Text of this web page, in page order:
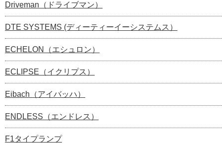
Driveman（ドライブマン）
DTE SYSTEMS (ディーティーイーシステムス）
ECHELON（エシュロン）
ECLIPSE（イクリプス）
Eibach（アイバッハ）
ENDLESS（エンドレス）
F1タイプランプ